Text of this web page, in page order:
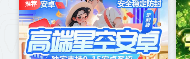
推荐